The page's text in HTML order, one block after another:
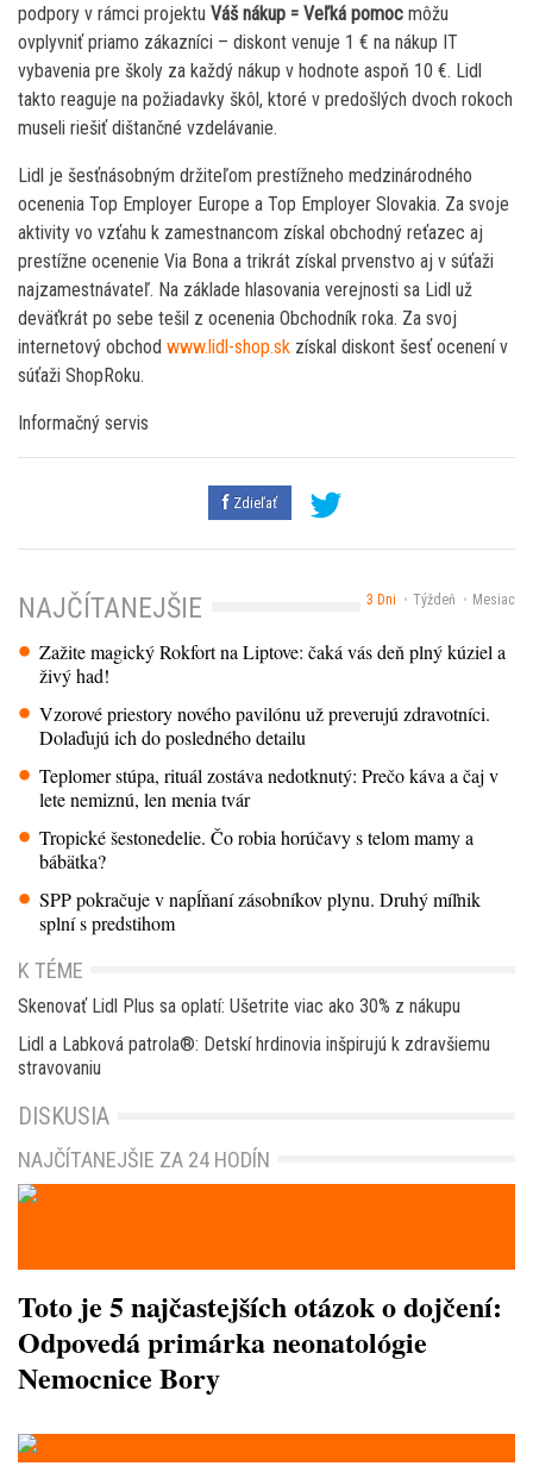
podpory v rámci projektu Váš nákup = Veľká pomoc môžu
ovplyvniť priamo zákazníci – diskont venuje 1 € na nákup IT
vybavenia pre školy za každý nákup v hodnote aspoň 10 €. Lidl
takto reaguje na požiadavky škôl, ktoré v predošlých dvoch rokoch
museli riešiť dištančné vzdelávanie.
Lidl je šesťnásobným držiteľom prestížneho medzinárodného
ocenenia Top Employer Europe a Top Employer Slovakia. Za svoje
aktivity vo vzťahu k zamestnancom získal obchodný reťazec aj
prestížne ocenenie Via Bona a trikrát získal prvenstvo aj v súťaži
najzamestnávateľ. Na základe hlasovania verejnosti sa Lidl už
deväťkrát po sebe tešil z ocenenia Obchodník roka. Za svoj
internetový obchod www.lidl-shop.sk získal diskont šesť ocenení v
súťaži ShopRoku.
Informačný servis
Zdieľať
3 Dni Týždeň Mesiac
NAJČÍTANEJŠIE
Zažite magický Rokfort na Liptove: čaká vás deň plný kúziel a
živý had!
Vzorové priestory nového pavilónu už preverujú zdravotníci.
Dolaďujú ich do posledného detailu
Teplomer stúpa, rituál zostáva nedotknutý: Prečo káva a čaj v
lete nemiznú, len menia tvár
Tropické šestonedelie. Čo robia horúčavy s telom mamy a
bábätka?
SPP pokračuje v napĺňaní zásobníkov plynu. Druhý míľnik
splní s predstihom
K TÉME
Skenovať Lidl Plus sa oplatí: Ušetrite viac ako 30% z nákupu
Lidl a Labková patrola®: Detskí hrdinovia inšpirujú k zdravšiemu
stravovaniu
DISKUSIA
NAJČÍTANEJŠIE ZA 24 HODÍN
Toto je 5 najčastejších otázok o dojčení:
Odpovedá primárka neonatológie
Nemocnice Bory